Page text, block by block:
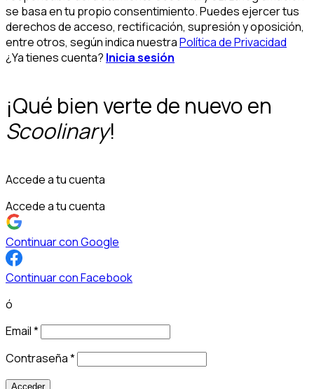
se basa en tu propio consentimiento. Puedes ejercer tus
derechos de acceso, rectificación, supresión y oposición,
entre otros, según indica nuestraPolítica de Privacidad
¿Ya tienes cuenta? Inicia sesión
¡Qué bien verte de nuevo en
Scoolinary!
Accede a tu cuenta
Accede a tu cuenta
Continuar con Google
Continuar con Facebook
ó
Email*
Contraseña*
Acceder